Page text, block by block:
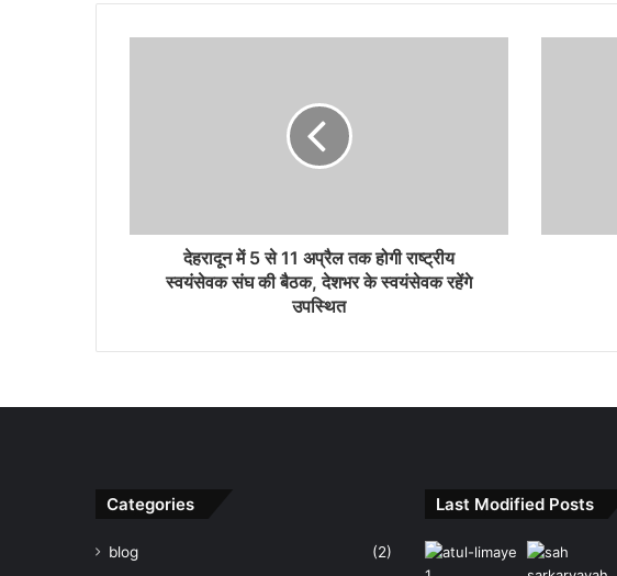
देहरादून में 5 से 11 अप्रैल तक होगी राष्ट्रीय
स्वयंसेवक संघ की बैठक, देशभर के स्वयंसेवक रहेंगे
उपस्थित
Categories
blog
(2)
Last Modified Posts